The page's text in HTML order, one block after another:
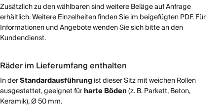
Zusätzlich zu den wählbaren sind weitere Beläge auf Anfrage
erhältlich. Weitere Einzelheiten finden Sie im beigefügten PDF. Für
Informationen und Angebote wenden Sie sich bitte an den
Kundendienst.
Räder im Lieferumfang enthalten
In derStandardausführungist dieser Sitz mit weichen Rollen
ausgestattet, geeignet fürharte Böden(z. B. Parkett, Beton,
Keramik), Ø 50 mm.